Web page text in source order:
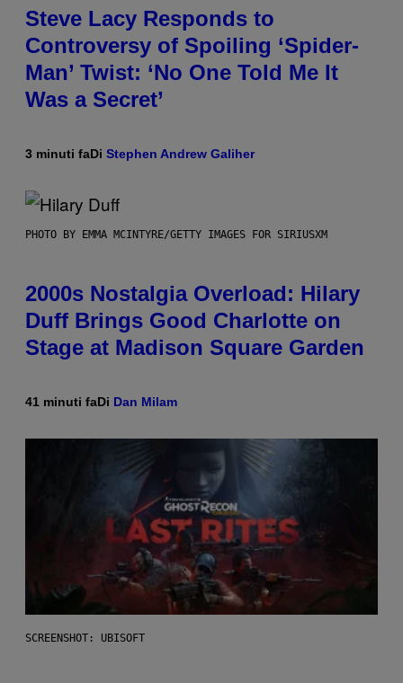
Steve Lacy Responds to
Controversy of Spoiling ‘Spider-
Man’ Twist: ‘No One Told Me It
Was a Secret’
3 minuti faDi Stephen Andrew Galiher
PHOTO BY EMMA MCINTYRE/GETTY IMAGES FOR SIRIUSXM
2000s Nostalgia Overload: Hilary
Duff Brings Good Charlotte on
Stage at Madison Square Garden
41 minuti faDi Dan Milam
SCREENSHOT: UBISOFT